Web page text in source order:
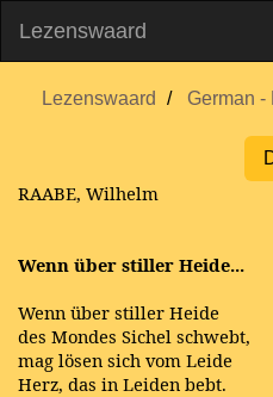
Lezenswaard
Lezenswaard German -
RAABE, Wilhelm
Wenn über stiller Heide...
Wenn über stiller Heide
des Mondes Sichel schwebt,
mag lösen sich vom Leide
Herz, das in Leiden bebt.